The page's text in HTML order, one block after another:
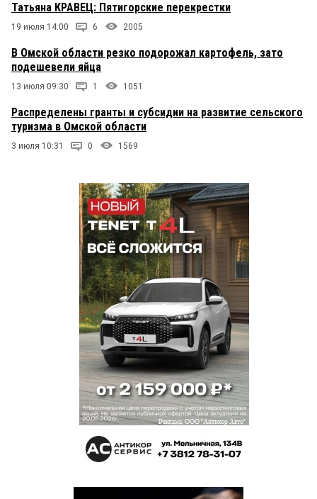
Татьяна КРАВЕЦ: Пятигорские перекрестки
19 июля 14:00 6 2005
В Омской области резко подорожал картофель, зато
подешевели яйца
13 июля 09:30 1 1051
Распределены гранты и субсидии на развитие сельского
туризма в Омской области
3 июля 10:31 0 1569